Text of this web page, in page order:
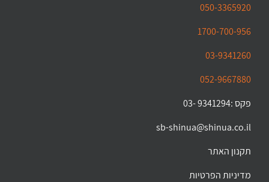
050-3365920
1700-700-956
03-9341260
052-9667880
פקס :9341294 -03
sb-shinua@shinua.co.il
תקנון האתר
מדיניות הפרטיות